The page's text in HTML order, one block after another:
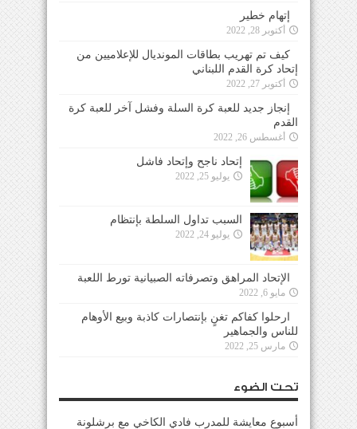
إتهام خطير
أكتوبر 28, 2022
كيف تم تهريب بطاقات المونديال للإعلاميين من
إتحاد كرة القدم اللبناني
أكتوبر 27, 2022
إنجاز جديد للعبة كرة السلة وفشل آخر للعبة كرة
القدم
أغسطس 26, 2022
إتحاد ناجح وإتحاد فاشل
يوليو 25, 2022
السبب تداول السلطة بإنتظام
يوليو 24, 2022
الإتحاد المراهق وتصرفاته الصبيانية تورط اللعبة
مايو 6, 2022
ارحلوا كفاكم تغنٍ بإنتصارات كاذبة وبيع الأوهام
للناس والجماهير
مارس 25, 2022
تحت الضوء
أسبوع معايشة للمدرب فادي الكاخي مع برشلونة